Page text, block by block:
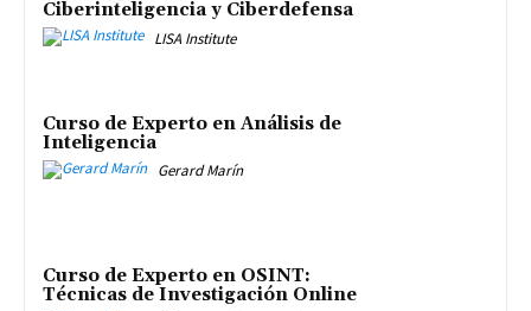
Ciberinteligencia y Ciberdefensa
LISA Institute
Curso de Experto en Análisis de
Inteligencia
Gerard Marín
Curso de Experto en OSINT:
Técnicas de Investigación Online